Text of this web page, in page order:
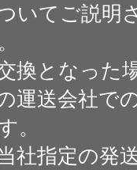
いてご説明
換となった
運送会社で
。
社指定の発